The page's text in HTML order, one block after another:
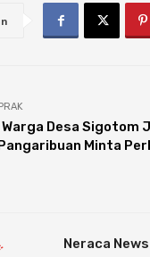
Desa Sigotom
Minta
Neraca News